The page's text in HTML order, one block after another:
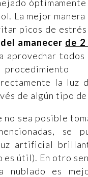
La mejor
picos de estrés
amanecer de 2
aprovechar
la luz
de algún tipo
no sea posible
se
artificial
es útil). En otro
nublado es